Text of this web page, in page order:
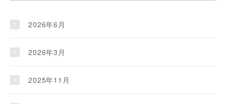
2026年6月
2026年3月
2025年11月